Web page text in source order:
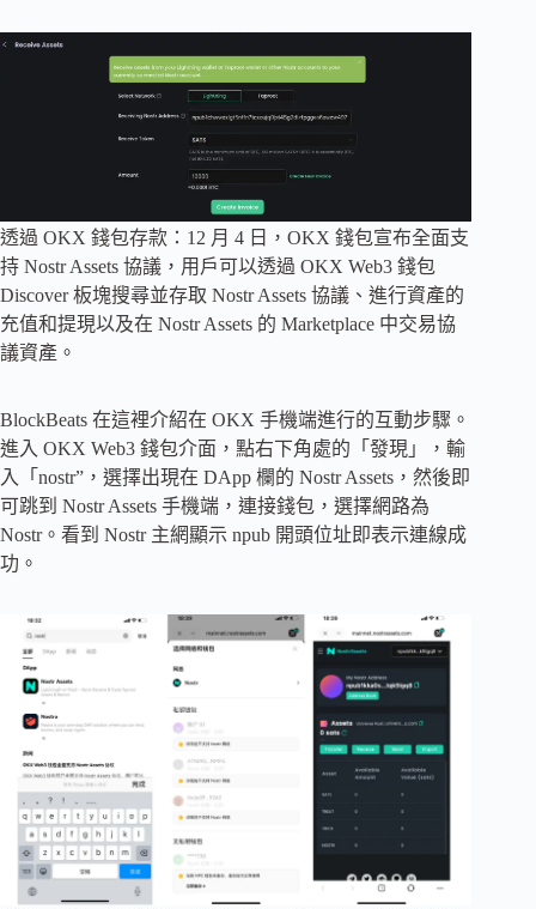
透過 OKX 錢包存款：12 月 4 日，OKX 錢包宣布全面支
持 Nostr Assets 協議，用戶可以透過 OKX Web3 錢包
Discover 板塊搜尋並存取 Nostr Assets 協議、進行資產的
充值和提現以及在 Nostr Assets 的 Marketplace 中交易協
議資產。
BlockBeats 在這裡介紹在 OKX 手機端進行的互動步驟。
進入 OKX Web3 錢包介面，點右下角處的「發現」，輸
入「nostr”，選擇出現在 DApp 欄的 Nostr Assets，然後即
可跳到 Nostr Assets 手機端，連接錢包，選擇網路為
Nostr。看到 Nostr 主網顯示 npub 開頭位址即表示連線成
功。